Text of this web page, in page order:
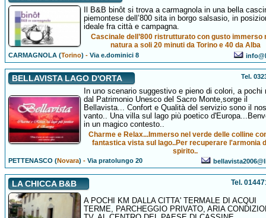
Il B&B binôt si trova a carmagnola in una bella
piemontese dell’800 sita in borgo salsasio, in
ideale fra città e campagna.
Cascinale dell’800 ristrutturato con gusto immerso
natura a soli 20 minuti da Torino e 40 da Alba
CARMAGNOLA (Torino) -Via e.dominici 8
BELLAVISTA LAGO D'ORTA Tel.
In uno scenario suggestivo e pieno di colori, a pochi
dal Patrimonio Unesco del Sacro Monte,sorge il
Bellavista... Confort e Qualità del servizio sono il
vanto.. Una villa sul lago più poetico
in un magico contesto..
Charme e Relax...Immerso nel verde delle colline
fantastica vista sul lago..Per recuperare l'armonia
spirito..
PETTENASCO (Novara) -Via pratolungo 20
LA CHICCA B&B Tel.
A POCHI KM DALLA CITTA' TERMALE DI ACQUI
TERME, PARCHEGGIO PRIVATO, ARIA